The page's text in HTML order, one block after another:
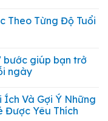
Theo Từng Độ Tuổi
bước giúp bạn trở
ngày
Ích Và Gợi Ý Những
Được Yêu Thích